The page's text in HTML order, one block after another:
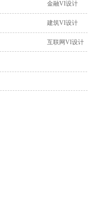
金融VI设计
建筑VI设计
互联网VI设计